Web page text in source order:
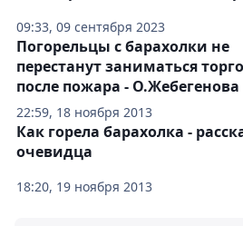
09:33, 09 сентября 2023
22:59, 18 ноября 2013
Погорельцы с барахолки не
перестанут заниматься
после пожара - О.Жебегенова
18:20, 19 ноября 2013
Как горела барахолка -
очевидца